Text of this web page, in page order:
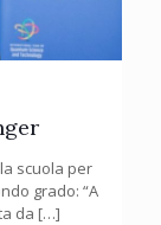
scuola per
grado: “A
da […]